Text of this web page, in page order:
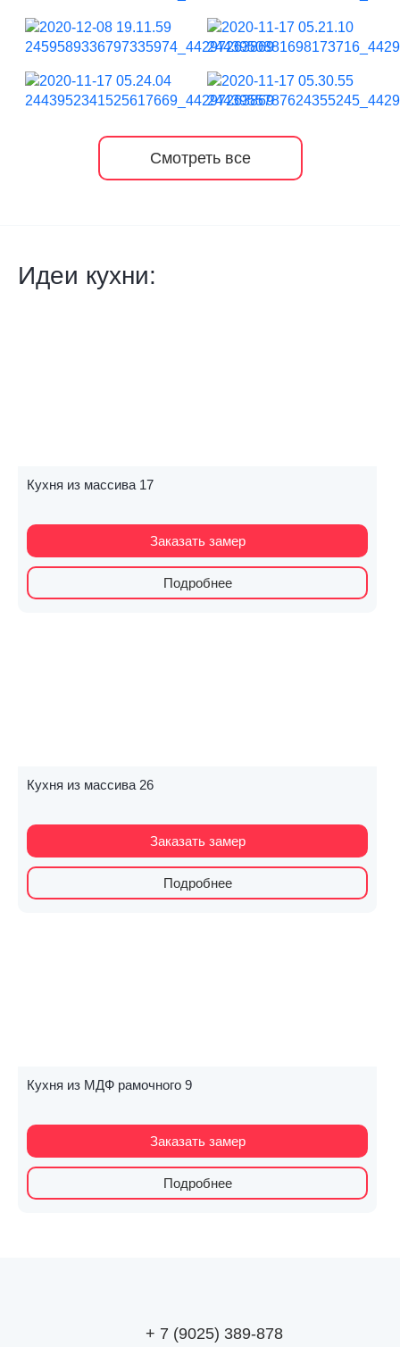
Смотреть все
Идеи кухни:
Кухня из массива 17
Заказать замер
Подробнее
Кухня из массива 26
Заказать замер
Подробнее
Кухня из МДФ рамочного 9
Заказать замер
Подробнее
+ 7 (9025) 389-878